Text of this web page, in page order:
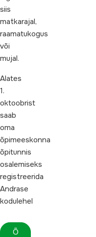
siis
matkarajal,
raamatukogus
või
mujal.
Alates
1.
oktoobrist
saab
oma
õpimeeskonna
õpitunnis
osalemiseks
registreerida
Andrase
kodulehel
Õ